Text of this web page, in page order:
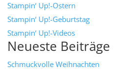
Stampin‘ Up!-Ostern
Stampin‘ Up!-Geburtstag
Stampin‘ Up!-Videos
Neueste Beiträge
Schmuckvolle Weihnachten